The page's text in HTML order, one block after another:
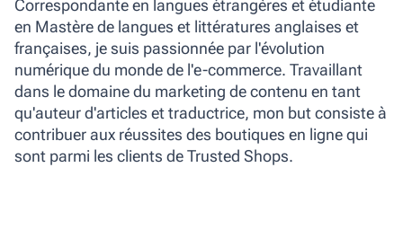
Correspondante en langues étrangères et étudiante
en Mastère de langues et littératures anglaises et
françaises, je suis passionnée par l'évolution
numérique du monde de l'e-commerce. Travaillant
dans le domaine du marketing de contenu en tant
qu'auteur d'articles et traductrice, mon but consiste à
contribuer aux réussites des boutiques en ligne qui
sont parmi les clients de Trusted Shops.